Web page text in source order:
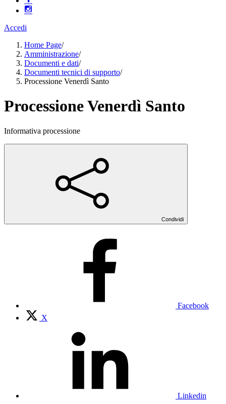
Accedi
Home Page/
Amministrazione/
Documenti e dati/
Documenti tecnici di supporto/
Processione Venerdì Santo
Processione Venerdì Santo
Informativa processione
Condividi
Facebook
X
Linkedin